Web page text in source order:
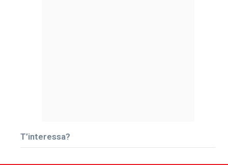
T’interessa?